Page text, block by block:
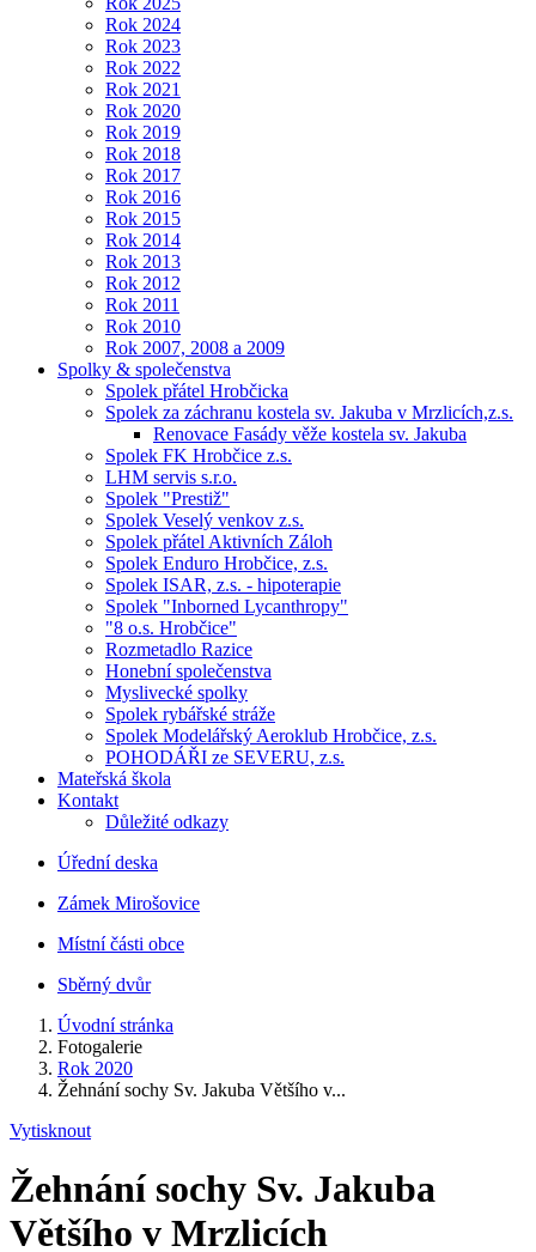
Rok 2024
Rok 2023
Rok 2022
Rok 2021
Rok 2020
Rok 2019
Rok 2018
Rok 2017
Rok 2016
Rok 2015
Rok 2014
Rok 2013
Rok 2012
Rok 2011
Rok 2010
Rok 2007, 2008 a 2009
Spolky & společenstva
Spolek přátel Hrobčicka
Spolek za záchranu kostela sv. Jakuba v Mrzlicích,z.s.
Renovace Fasády věže kostela sv. Jakuba
Spolek FK Hrobčice z.s.
LHM servis s.r.o.
Spolek "Prestiž"
Spolek Veselý venkov z.s.
Spolek přátel Aktivních Záloh
Spolek Enduro Hrobčice, z.s.
Spolek ISAR, z.s. - hipoterapie
Spolek "Inborned Lycanthropy"
"8 o.s. Hrobčice"
Rozmetadlo Razice
Honební společenstva
Myslivecké spolky
Spolek rybářské stráže
Spolek Modelářský Aeroklub Hrobčice, z.s.
POHODÁŘI ze SEVERU, z.s.
Mateřská škola
Kontakt
Důležité odkazy
Úřední deska
Zámek Mirošovice
Místní části obce
Sběrný dvůr
Úvodní stránka
Fotogalerie
Rok 2020
Žehnání sochy Sv. Jakuba Většího v...
Vytisknout
Žehnání sochy Sv. Jakuba
Většího v Mrzlicích